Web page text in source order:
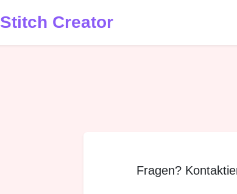
Stitch Creator
Fragen?